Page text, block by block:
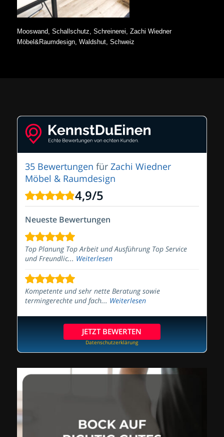
Mooswand, Schallschutz, Schreinerei, Zachi Wiedner
Möbel&Raumdesign, Waldshut, Schweiz
35 Bewertungen für Zachi Wiedner
Möbel & Raumdesign
4,9/5
Neueste Bewertungen
Top Planung Top Arbeit und Ausführung Top Service
und Freundlic... Weiterlesen
Kompetente und sehr nette Beratung sowie
termingerechte und fach... Weiterlesen
JETZT BEWERTEN
Datenschutzerklärung